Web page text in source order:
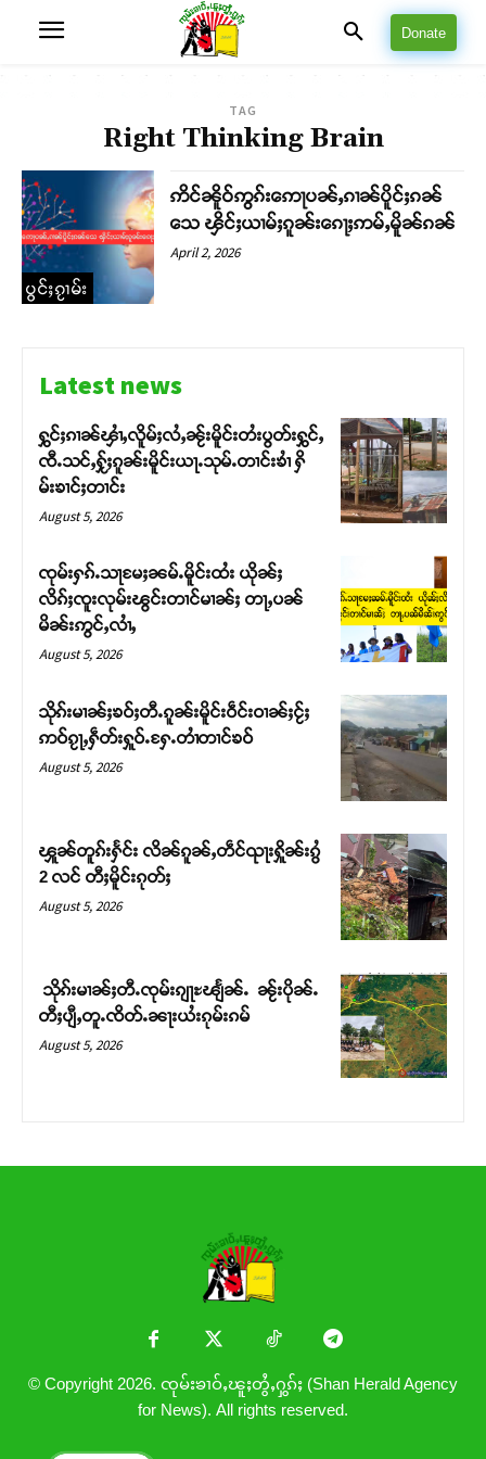
တႃႇႁႂ်ႈသဵင်ၵၢင်ၸႂ်ၵူၼ်းမိူင်း ၵူႈတီႈၵူႈလႅၼ်ပေႃးတေၸွ
တ်ႇ တူဝ်ႈလုမ်ႈၾႃႉၼၼ်ႉ ၶဝ်ႈႁူမ်ႈၵမ်ႉထႅမ် ၸုမ်းၶၢ
ဝ်ႇၽူႈတွႆႇႁွၵ်ႈ လႆႈယူႇၶႃႈဢေႃႈ။
Donate
TAG
Right Thinking Brain
ပွင်ႈၵႂၢမ်း
ဢိင်ၼိူဝ်ဢွၵ်းဢေႃပၼ်ႇၵၢၼ်ပိူင်ႈၵၼ်
သေ ၾိင်ႈယၢမ်ႈၵူၼ်းၵေႃႈဢမ်ႇမိူၼ်ၵၼ်
April 2, 2026
Latest news
ႁွင်ႈၵၢၼ်ၾၢႆႇလိူမ်ႈလႆႇၼႂ်းမိူင်းတႆးပွတ်းႁွင်ႇ
ၸီႉသင်ႇႁႂ်ႈၵူၼ်းမိူင်းယႃႉသုမ်ႉတၢင်းၶၢႆ ႁိ
မ်းၶၢင်ႈတၢင်း
August 5, 2026
ၸုမ်းႁၵ်ႉသႃမႄႈၼမ်ႉမိူင်းထႆး ယိုၼ်ႈ
လိၵ်ႈၸူးလုမ်းၽွင်းတၢင်မၢၼ်ႈ တႃႇပၼ်
မိၼ်းဢွင်ႇလၢႆႇ
August 5, 2026
သိုၵ်းမၢၼ်ႈၶဝ်ႈတီႉၵူၼ်းမိူင်းဝဵင်းဝၢၼ်ႈငႂ်ႈ
ဢဝ်ၵႂႃႇႁဵတ်းႁူဝ်ႉႁႄႉတၢႆတၢင်ၶဝ်
August 5, 2026
ၾူၼ်တူၵ်းႁႅင်း လိၼ်ၵူၼ်ႇတဵင်ၺႃးႁိူၼ်းၵွႆ
2 လင် တီႈမိူင်းၵုတ်ႈ
August 5, 2026
သိုၵ်းမၢၼ်ႈတီႉၸုမ်းၵျႃႊၽျႅၼ်ႉ ၼႂ်းပိုၼ်ႉ
တီႈပျီႇတူႉၸိတ်ႉၼႃးယႆးၵုမ်းၵမ်
August 5, 2026
© Copyright 2026. ၸုမ်းၶၢဝ်ႇၽူႈတွႆႇႁွၵ်ႈ (Shan Herald Agency
for News). All rights reserved.